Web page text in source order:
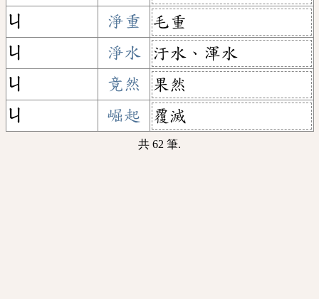
ㄐ
淨重
毛重
ㄐ
淨水
汙水、渾水
ㄐ
竟然
果然
ㄐ
崛起 覆滅
共 62 筆.